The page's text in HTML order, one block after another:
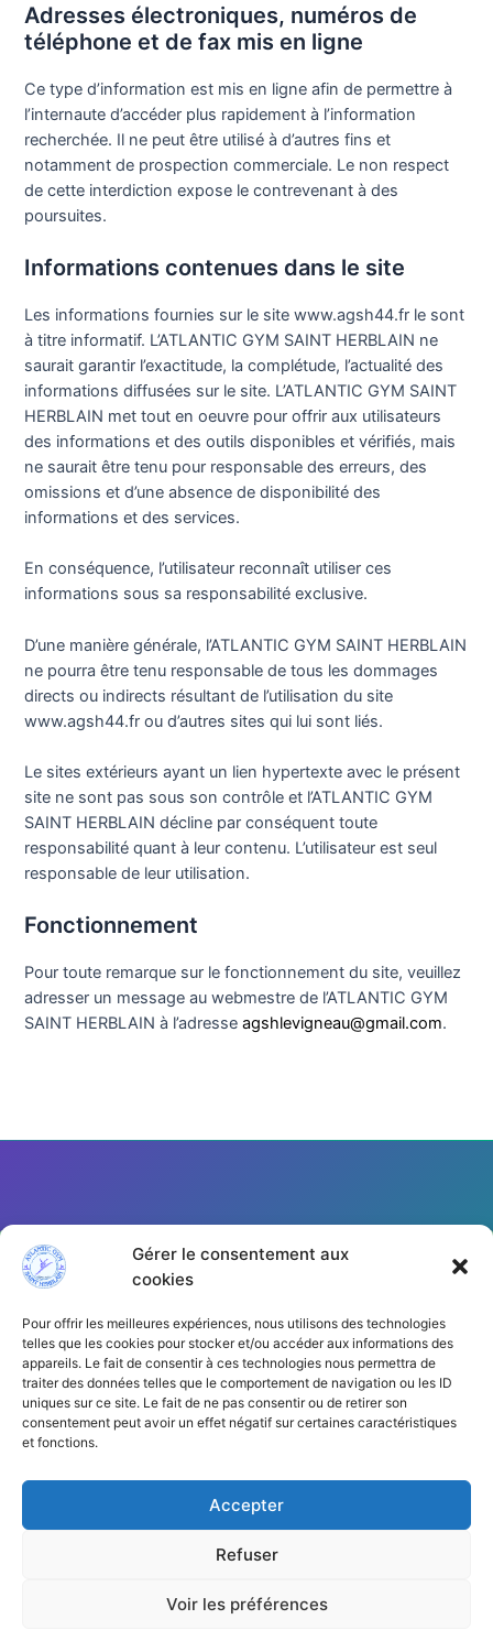
Gérer le consentement aux
cookies
Pour offrir les meilleures expériences, nous utilisons des technologies
telles que les cookies pour stocker et/ou accéder aux informations des
appareils. Le fait de consentir à ces technologies nous permettra de
traiter des données telles que le comportement de navigation ou les ID
uniques sur ce site. Le fait de ne pas consentir ou de retirer son
consentement peut avoir un effet négatif sur certaines caractéristiques
et fonctions.
Accepter
Refuser
Voir les préférences
Adresses électroniques, numéros de
téléphone et de fax mis en ligne
Ce type d’information est mis en ligne afin de permettre à
l’internaute d’accéder plus rapidement à l’information
recherchée. Il ne peut être utilisé à d’autres fins et
notamment de prospection commerciale. Le non respect
de cette interdiction expose le contrevenant à des
poursuites.
Informations contenues dans le site
Les informations fournies sur le site www.agsh44.fr le sont
à titre informatif. L’ATLANTIC GYM SAINT HERBLAIN ne
saurait garantir l’exactitude, la complétude, l’actualité des
informations diffusées sur le site. L’ATLANTIC GYM SAINT
HERBLAIN met tout en oeuvre pour offrir aux utilisateurs
des informations et des outils disponibles et vérifiés, mais
ne saurait être tenu pour responsable des erreurs, des
omissions et d’une absence de disponibilité des
informations et des services.
En conséquence, l’utilisateur reconnaît utiliser ces
informations sous sa responsabilité exclusive.
D’une manière générale, l’ATLANTIC GYM SAINT HERBLAIN
ne pourra être tenu responsable de tous les dommages
directs ou indirects résultant de l’utilisation du site
www.agsh44.fr ou d’autres sites qui lui sont liés.
Le sites extérieurs ayant un lien hypertexte avec le présent
site ne sont pas sous son contrôle et l’ATLANTIC GYM
SAINT HERBLAIN décline par conséquent toute
responsabilité quant à leur contenu. L’utilisateur est seul
responsable de leur utilisation.
Fonctionnement
Pour toute remarque sur le fonctionnement du site, veuillez
adresser un message au webmestre de l’ATLANTIC GYM
SAINT HERBLAIN à l’adresseagshlevigneau@gmail.com.
Cliquez pour accepter les cookies
marketing et activer ce contenu
Copyright © 2026 | AGSH44